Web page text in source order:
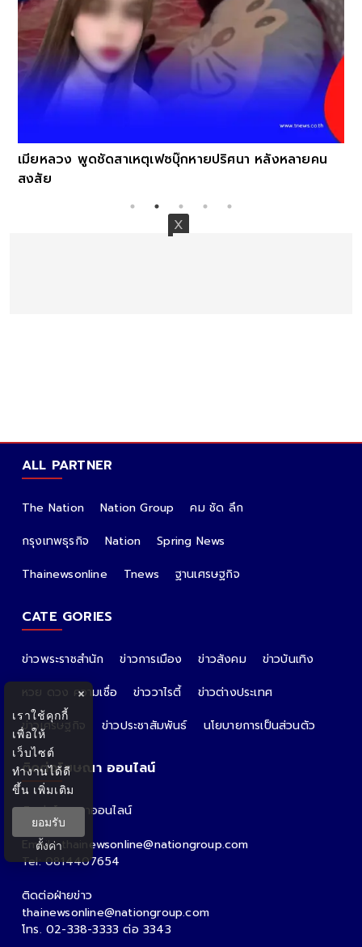
เมียหลวง พูดชัดสาเหตุเฟซบุ๊กหายปริศนา หลังหลายคน
สงสัย
ALL PARTNER
The Nation Nation Group
คม ชัด ลึก
กรุงเทพธุรกิจ
Nation
Spring News
Thainewsonline
Tnews ฐานเศรษฐกิจ
CATE GORIES
ข่าวพระราชสำนัก ข่าวการเมือง ข่าวสังคม
ข่าวบันเทิง
หวย ดวง ความเชื่อ
ข่าววาไรตี้
ข่าวต่างประเทศ
ข่าวเศรษฐกิจ
ข่าวประชาสัมพันธ์ นโยบายการเป็นส่วนตัว
ติดต่อโฆษณา ออนไลน์
ติดต่อโฆษณาออนไลน์
คุณอ้อ
Email : thainewsonline@nationgroup.com
Tel: 0814407654
ติดต่อฝ่ายข่าว
thainewsonline@nationgroup.com
โทร. 02-338-3333 ต่อ 3343
×
เราใช้คุกกี้
เพื่อให้
เว็บไซต์
ทำงานได้ดี
ขึ้น เพิ่มเติม
ยอมรับ
ตั้งค่า